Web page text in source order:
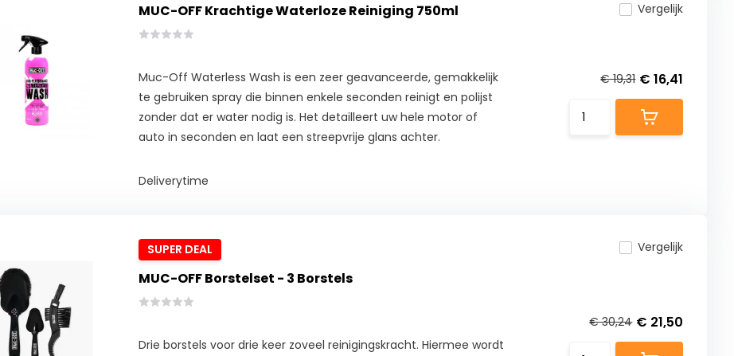
MUC-OFF Krachtige Waterloze Reiniging 750ml
Muc-Off Waterless Wash is een zeer geavanceerde, gemakkelijk
te gebruiken spray die binnen enkele seconden reinigt en polijst
zonder dat er water nodig is. Het detailleert uw hele motor of
auto in seconden en laat een streepvrije glans achter.
Deliverytime
Vergelijk
€ 19,31 € 16,41
SUPER DEAL
MUC-OFF Borstelset - 3 Borstels
Drie borstels voor drie keer zoveel reinigingskracht. Hiermee wordt
Vergelijk
€ 30,24 € 21,50